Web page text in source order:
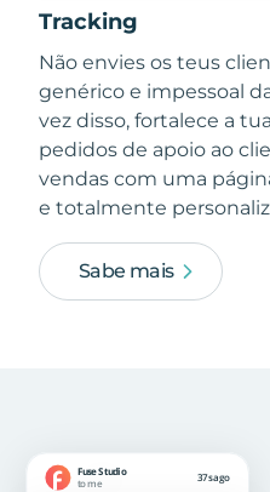
Tracking
Não envies os teus
genérico e impessoal
vez disso, fortalece a
pedidos de apoio ao
vendas com uma
e totalmente
Sabe mais